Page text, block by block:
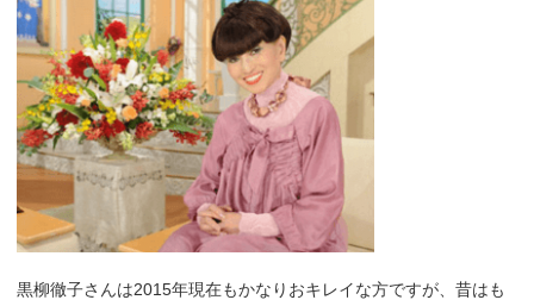
黒柳徹子さんは2015年現在もかなりおキレイな方ですが、昔はも